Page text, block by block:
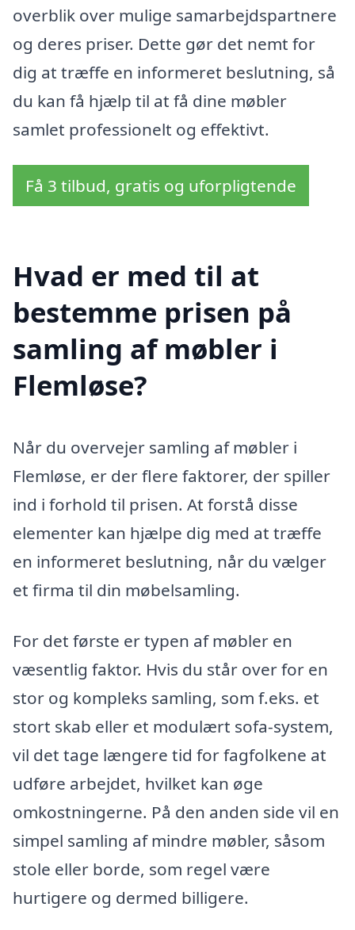
overblik over mulige samarbejdspartnere
og deres priser. Dette gør det nemt for
dig at træffe en informeret beslutning, så
du kan få hjælp til at få dine møbler
samlet professionelt og effektivt.
Få 3 tilbud, gratis og uforpligtende
Hvad er med til at
bestemme prisen på
samling af møbler i
Flemløse?
Når du overvejer samling af møbler i
Flemløse, er der flere faktorer, der spiller
ind i forhold til prisen. At forstå disse
elementer kan hjælpe dig med at træffe
en informeret beslutning, når du vælger
et firma til din møbelsamling.
For det første er typen af møbler en
væsentlig faktor. Hvis du står over for en
stor og kompleks samling, som f.eks. et
stort skab eller et modulært sofa-system,
vil det tage længere tid for fagfolkene at
udføre arbejdet, hvilket kan øge
omkostningerne. På den anden side vil en
simpel samling af mindre møbler, såsom
stole eller borde, som regel være
hurtigere og dermed billigere.